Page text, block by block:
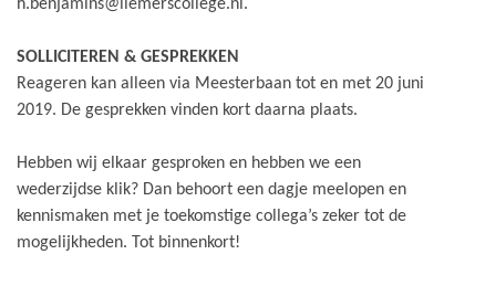
h.benjamins@liemerscollege.nl.
SOLLICITEREN & GESPREKKEN
Reageren kan alleen via Meesterbaan tot en met 20 juni
2019. De gesprekken vinden kort daarna plaats.
Hebben wij elkaar gesproken en hebben we een
wederzijdse klik? Dan behoort een dagje meelopen en
kennismaken met je toekomstige collega’s zeker tot de
mogelijkheden. Tot binnenkort!